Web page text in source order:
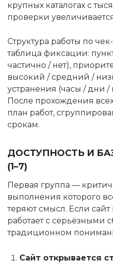
крупных каталогах с
проверки
Структура работы по
таблица фиксации:
частично / нет),
высокий / средний /
устранения (часы / дни /
После прохождения
план работ,
срокам.
ДОСТУПНОСТЬ И
(1–7)
Первая группа —
выполнения которого
теряют смысл. Если
работает с серьёзными
традиционном
Сайт открывается